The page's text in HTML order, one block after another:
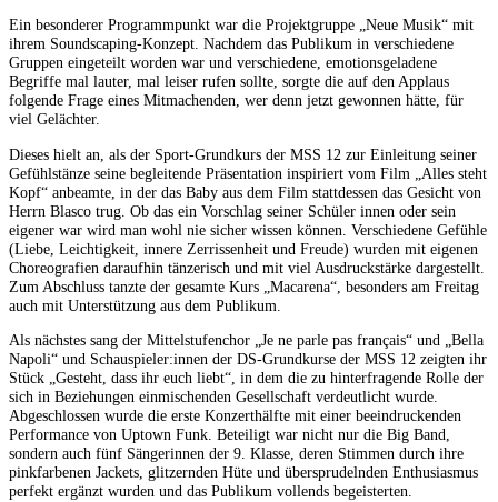
Ein besonderer Programmpunkt war die Projektgruppe „Neue Musik“ mit
ihrem Soundscaping-Konzept. Nachdem das Publikum in verschiedene
Gruppen eingeteilt worden war und verschiedene, emotionsgeladene
Begriffe mal lauter, mal leiser rufen sollte, sorgte die auf den Applaus
folgende Frage eines Mitmachenden, wer denn jetzt gewonnen hätte, für
viel Gelächter.
Dieses hielt an, als der Sport-Grundkurs der MSS 12 zur Einleitung seiner
Gefühlstänze seine begleitende Präsentation inspiriert vom Film „Alles steht
Kopf“ anbeamte, in der das Baby aus dem Film stattdessen das Gesicht von
Herrn Blasco trug. Ob das ein Vorschlag seiner Schüler innen oder sein
eigener war wird man wohl nie sicher wissen können. Verschiedene Gefühle
(Liebe, Leichtigkeit, innere Zerrissenheit und Freude) wurden mit eigenen
Choreografien daraufhin tänzerisch und mit viel Ausdruckstärke dargestellt.
Zum Abschluss tanzte der gesamte Kurs „Macarena“, besonders am Freitag
auch mit Unterstützung aus dem Publikum.
Als nächstes sang der Mittelstufenchor „Je ne parle pas français“ und „Bella
Napoli“ und Schauspieler:innen der DS-Grundkurse der MSS 12 zeigten ihr
Stück „Gesteht, dass ihr euch liebt“, in dem die zu hinterfragende Rolle der
sich in Beziehungen einmischenden Gesellschaft verdeutlicht wurde.
Abgeschlossen wurde die erste Konzerthälfte mit einer beeindruckenden
Performance von Uptown Funk. Beteiligt war nicht nur die Big Band,
sondern auch fünf Sängerinnen der 9. Klasse, deren Stimmen durch ihre
pinkfarbenen Jackets, glitzernden Hüte und übersprudelnden Enthusiasmus
perfekt ergänzt wurden und das Publikum vollends begeisterten.